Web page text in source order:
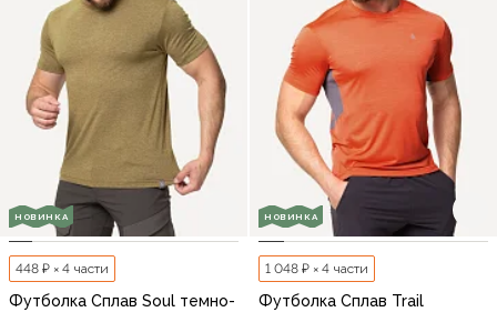
НОВИНКА
448 ₽ × 4 части
Футболка Сплав Soul темно-
НОВИНКА
1 048 ₽ × 4 части
Футболка Сплав Trail